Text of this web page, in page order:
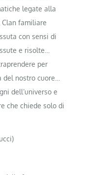
legate alla
Clan familiare
con sensi di
e risolte…
per
nostro cuore…
dell’universo e
che chiede solo di